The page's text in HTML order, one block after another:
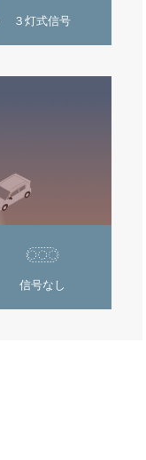
３灯式信号
信号なし